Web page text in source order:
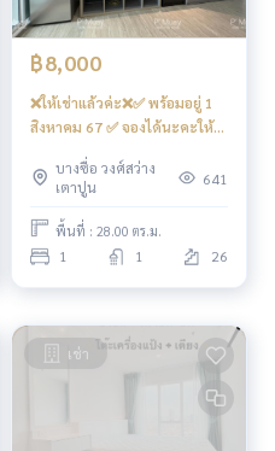
฿8,000
❌ให้เช่าแล้วค่ะ❌✅ พร้อมอยู่ 1
สิงหาคม 67 ✅ จองได้นะคะให้
คชฟฟ.ครบ วิวทิศใต้สวยๆ
คชฟฟ.ครบ📍มีเครื่องซักผ้า #รี
เจ้นท์โฮมบางซ่อน28 ❤️ค่าเช่า
8,000 บาท
บางซื่อ วงศ์สว่าง
เตาปูน
641
พื้นที่ : 28.00 ตร.ม.
1 1 26
เช่า